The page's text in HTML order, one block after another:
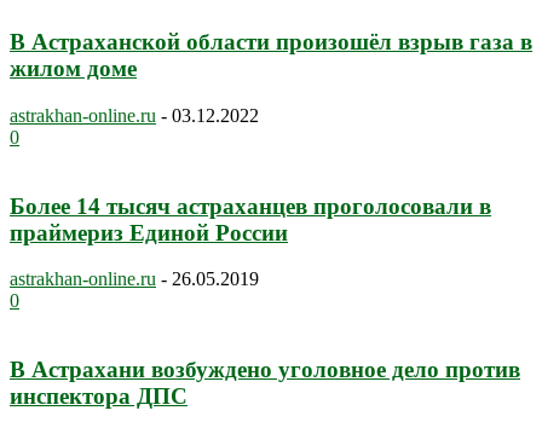
В Астраханской области произошёл взрыв газа в
жилом доме
astrakhan-online.ru - 03.12.2022
0
Более 14 тысяч астраханцев проголосовали в
праймериз Единой России
astrakhan-online.ru - 26.05.2019
0
В Астрахани возбуждено уголовное дело против
инспектора ДПС